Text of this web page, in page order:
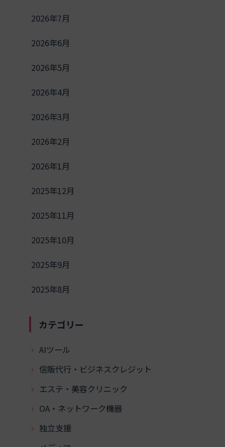
2026年7月
2026年6月
2026年5月
2026年4月
2026年3月
2026年2月
2026年1月
2025年12月
2025年11月
2025年10月
2025年9月
2025年8月
カテゴリー
AIツール
信販代行・ビジネスクレジット
エステ・美容クリニック
OA・ネットワーク機器
独立支援